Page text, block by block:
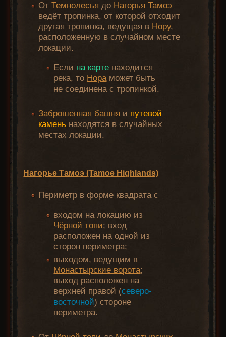
ОтТемнолесья до Нагорья Тамоэ
ведёт тропинка, от которой отходит
другая тропинка, ведущая в Нору,
расположенную в случайном месте
локации.
Если на карте находится
река, то Нораможет быть
не соединена с тропинкой.
Заброшенная башня и путевой
камень находятся в случайных
местах локации.
Нагорье Тамоэ (Tamoe Highlands)
Периметр в форме квадрата с
входом на локацию из
Чёрной топи; вход
расположен на одной из
сторон периметра;
выходом, ведущим в
Монастырские ворота;
выход расположен на
верхней правой (северо-
восточной) стороне
периметра.